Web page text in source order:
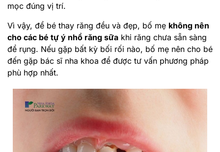
mọc đúng vị trí.
Vì vậy, để bé thay răng đều và đẹp, bố mẹ không nên
cho các bé tự ý nhổ răng sữa khi răng chưa sẵn sàng
để rụng. Nếu gặp bất kỳ bối rối nào, bố mẹ nên cho bé
đến gặp bác sĩ nha khoa để được tư vấn phương pháp
phù hợp nhất.